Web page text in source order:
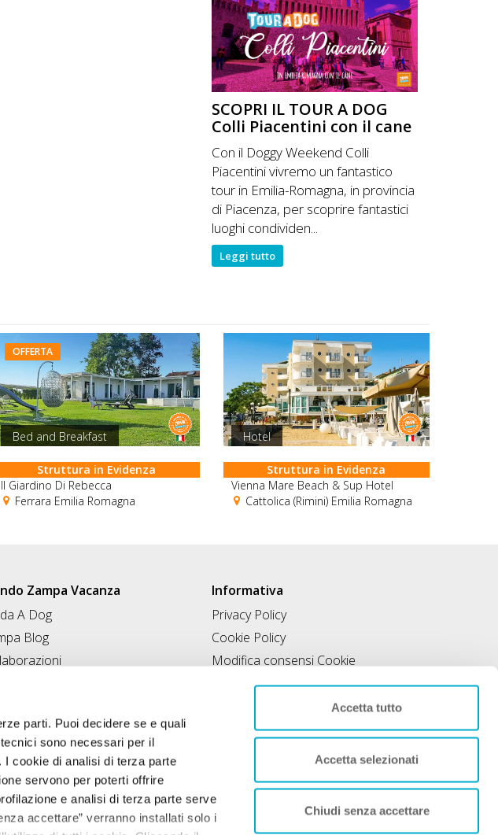
parti. Puoi decidere se e quali
sono necessari per il
cookie di analisi di terza parte
servono per poterti offrire
e analisi di terza parte serve
accettare” verranno installati solo i
Accetta tutto
Accetta selezionati
Chiudi senza accettare
SCOPRI IL TOUR A DOG
Colli Piacentini con il cane
Con il Doggy Weekend Colli
Piacentini vivremo un fantastico
tour in Emilia-Romagna, in provincia
di Piacenza, per scoprire fantastici
luoghi condividen...
Leggi tutto
OFFERTA
Bed and Breakfast
Struttura in Evidenza
Il Giardino Di Rebecca
Ferrara Emilia Romagna
Hotel
Struttura in Evidenza
Vienna Mare Beach & Sup Hotel
Cattolica (Rimini) Emilia Romagna
Zampa Vacanza
A Dog
Blog
Informativa
Privacy Policy
Cookie Policy
Modifica consensi Cookie
Condizioni di utilizzo
Contratto di inclusione